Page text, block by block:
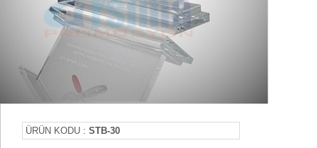
ÜRÜN KODU : STB-30